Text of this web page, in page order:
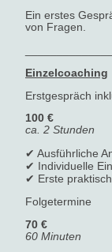
Ein erstes
von Fragen.
Einzelcoaching
Erstgespräch
100 €
ca. 2 Stunden
✔ Ausführliche
✔ Individuelle
✔ Erste
Folgetermine
70 €
60 Minuten